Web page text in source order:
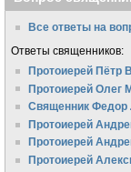
Все ответы на
Ответы священников:
Протоиерей Пётр
Протоиерей Олег
Священник Федор
Протоиерей
Протоиерей
Протоиерей